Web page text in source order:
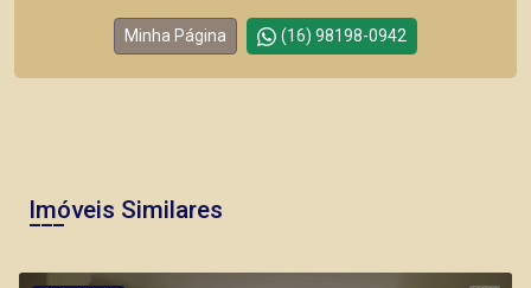
Minha Página (16) 98198-0942
Imóveis Similares